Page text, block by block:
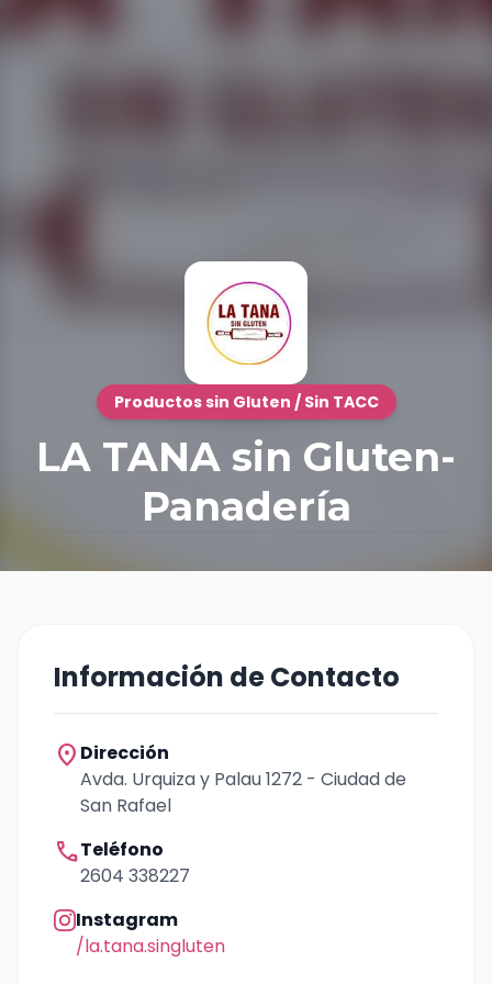
Productos sin Gluten / Sin TACC
LA TANA sin Gluten-
Panadería
Información de Contacto
location_on Dirección
Avda. Urquiza y Palau 1272 - Ciudad de
San Rafael
callTeléfono
2604 338227
Instagram
/la.tana.singluten